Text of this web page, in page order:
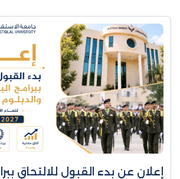
إعلان عن بدء القبول للالتحاق